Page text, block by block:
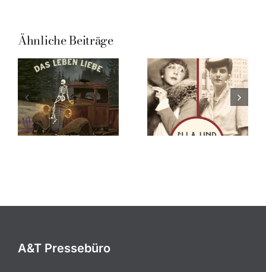
Ähnliche Beiträge
A&T Pressebüro